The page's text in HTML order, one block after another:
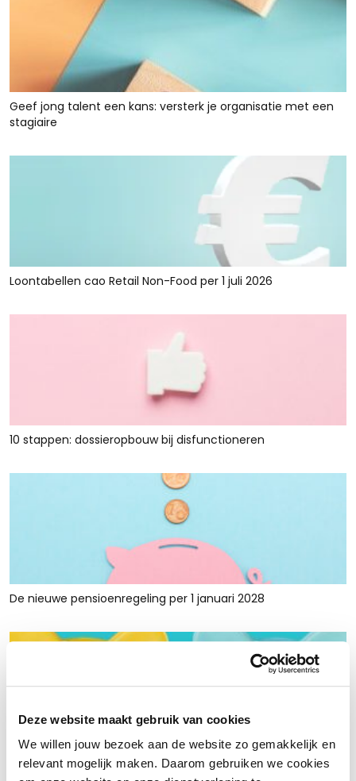
Deze website maakt gebruik van cookies
We willen jouw bezoek aan de website zo gemakkelijk en
relevant mogelijk maken. Daarom gebruiken we cookies
Geef jong talent een kans: versterk je organisatie met een
stagiaire
Loontabellen cao Retail Non-Food per 1 juli 2026
10 stappen: dossieropbouw bij disfunctioneren
De nieuwe pensioenregeling per 1 januari 2028
Rust en ruimte met werkkapitaalfinanciering: voor retailers
die tijdelijk krap zitten